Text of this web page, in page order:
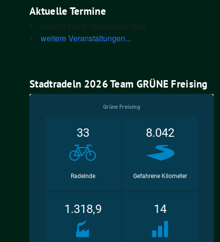
Aktuelle Termine
Derzeit keine Veranstaltungen
weitere Veranstaltungen...
Stadtradeln 2026 Team GRÜNE Freising